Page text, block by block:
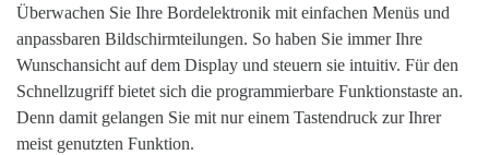
Überwachen Sie Ihre Bordelektronik mit einfachen Menüs und
anpassbaren Bildschirmteilungen. So haben Sie immer Ihre
Wunschansicht auf dem Display und steuern sie intuitiv. Für den
Schnellzugriff bietet sich die programmierbare Funktionstaste an.
Denn damit gelangen Sie mit nur einem Tastendruck zur Ihrer
meist genutzten Funktion.